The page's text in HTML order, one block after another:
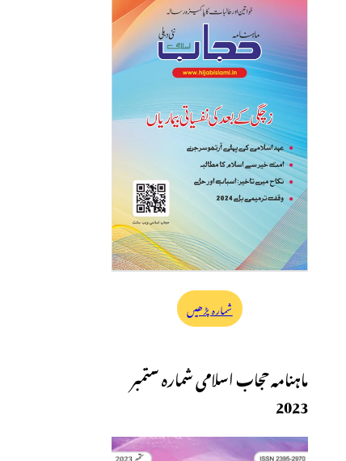
شمارہ پڑھیں
ماہنامہ حجاب اسلامی شمارہ ستمبر
2023